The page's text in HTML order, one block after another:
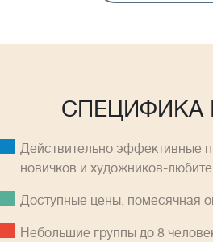
СПЕЦИФИКА
Действительно эффективные
новичков и художников-
Доступные цены, помесячная
Небольшие группы до 8